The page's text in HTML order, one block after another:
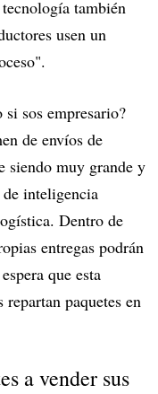
también
usen un
sos empresario?
de envíos de
siendo muy grande y
inteligencia
Dentro de
entregas podrán
que esta
paquetes en
a vender sus